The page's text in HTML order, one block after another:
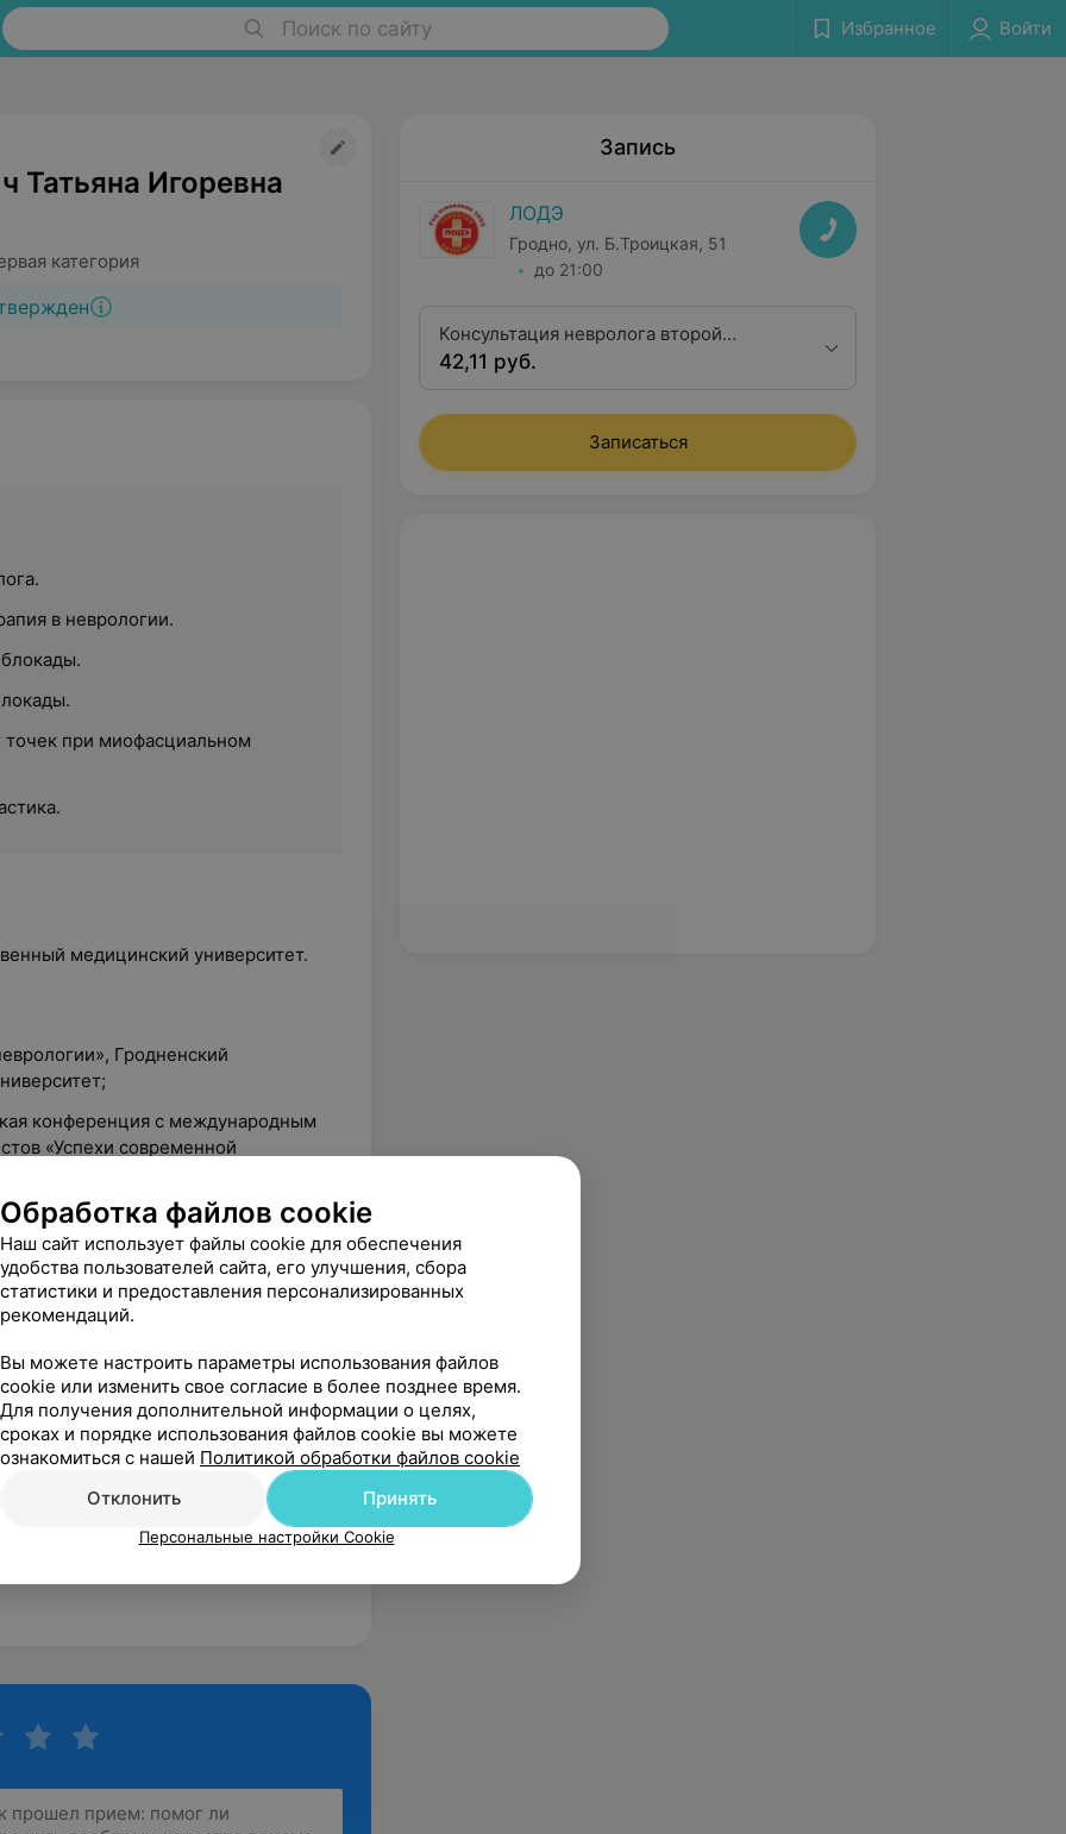
Поиск по сайту Избранное Войти
Татьяна Игоревна
категория
в неврологии.
точек при миофасциальном
медицинский университет.
Гродненский
конференция с международным
«Успехи современной
Гродненский
Гродненский
конференция с
неврология», БелМАПО;
экстрапирамидный расстройств»,
заболевания нервной
и лечения воспалительных и
системы», БелМАПО;
в общетерапевтической
Запись
ЛОДЭ
Гродно, ул. Б.Троицкая, 51
до 21:00
Консультация невролога второй
категории
42,11 руб.
Записаться
Обработка файлов cookie
Наш сайт использует файлы cookie для обеспечения
удобства пользователей сайта, его улучшения, сбора
статистики и предоставления персонализированных
рекомендаций.
Вы можете настроить параметры использования файлов
cookie или изменить свое согласие в более позднее время.
Для получения дополнительной информации о целях,
сроках и порядке использования файлов cookie вы можете
ознакомиться с нашей Политикой обработки файлов cookie
Отклонить
Принять
Персональные настройки Cookie